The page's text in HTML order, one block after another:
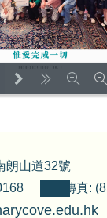
朗山道32號
傳真: